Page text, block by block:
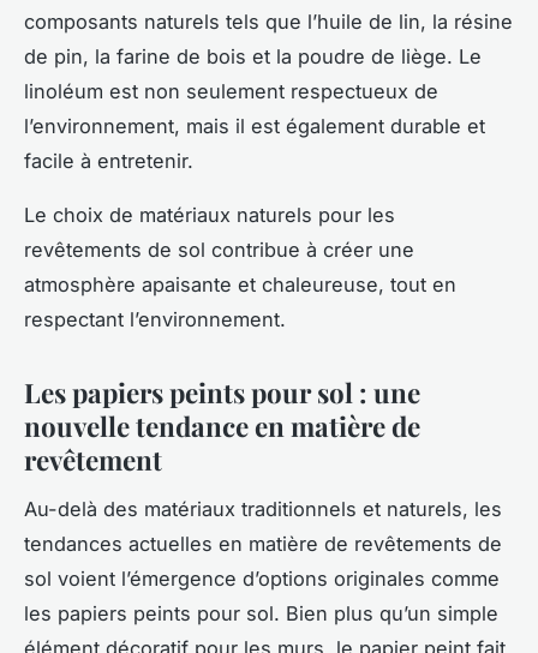
composants naturels tels que l’huile de lin, la résine
de pin, la farine de bois et la poudre de liège. Le
linoléum est non seulement respectueux de
l’environnement, mais il est également durable et
facile à entretenir.
Le choix de matériaux naturels pour les
revêtements de sol contribue à créer une
atmosphère apaisante et chaleureuse, tout en
respectant l’environnement.
Les papiers peints pour sol : une
nouvelle tendance en matière de
revêtement
Au-delà des matériaux traditionnels et naturels, les
tendances actuelles en matière de revêtements de
sol voient l’émergence d’options originales comme
les papiers peints pour sol. Bien plus qu’un simple
élément décoratif pour les murs, le papier peint fait